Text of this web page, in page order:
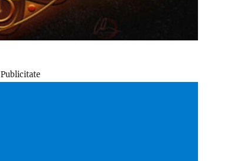
Publicitate